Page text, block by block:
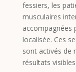
fessiers, les
musculaires
accompagnées
localisée. Ces
sont activés de
résultats